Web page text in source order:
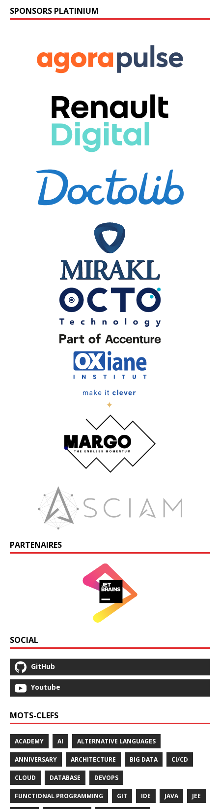
SPONSORS PLATINIUM
PARTENAIRES
SOCIAL
GitHub
Youtube
MOTS-CLEFS
ACADEMY AI ALTERNATIVE LANGUAGES
ANNIVERSARY ARCHITECTURE BIG DATA CI/CD
CLOUD DATABASE DEVOPS
FUNCTIONAL PROGRAMMING GIT IDE JAVA JEE